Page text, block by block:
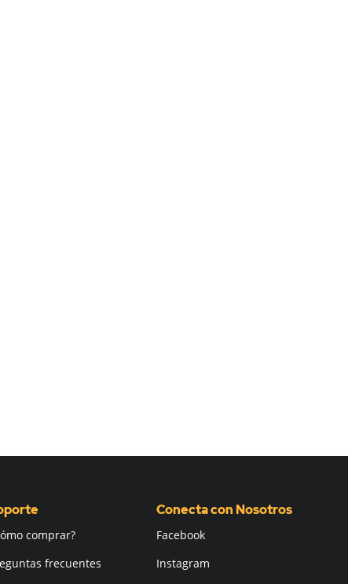
comprar?
frecuentes
Conecta con Nosotros
Facebook
Instagram